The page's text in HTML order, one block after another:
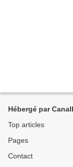
Hébergé par
Top articles
Pages
Contact